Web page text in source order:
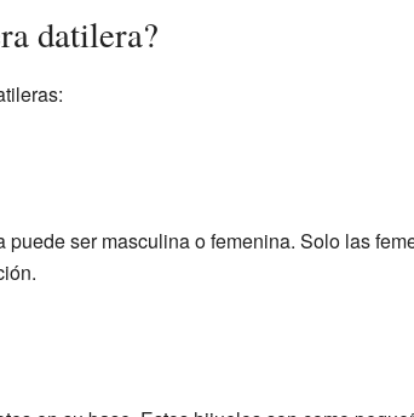
datilera?
ser masculina o femenina. Solo las